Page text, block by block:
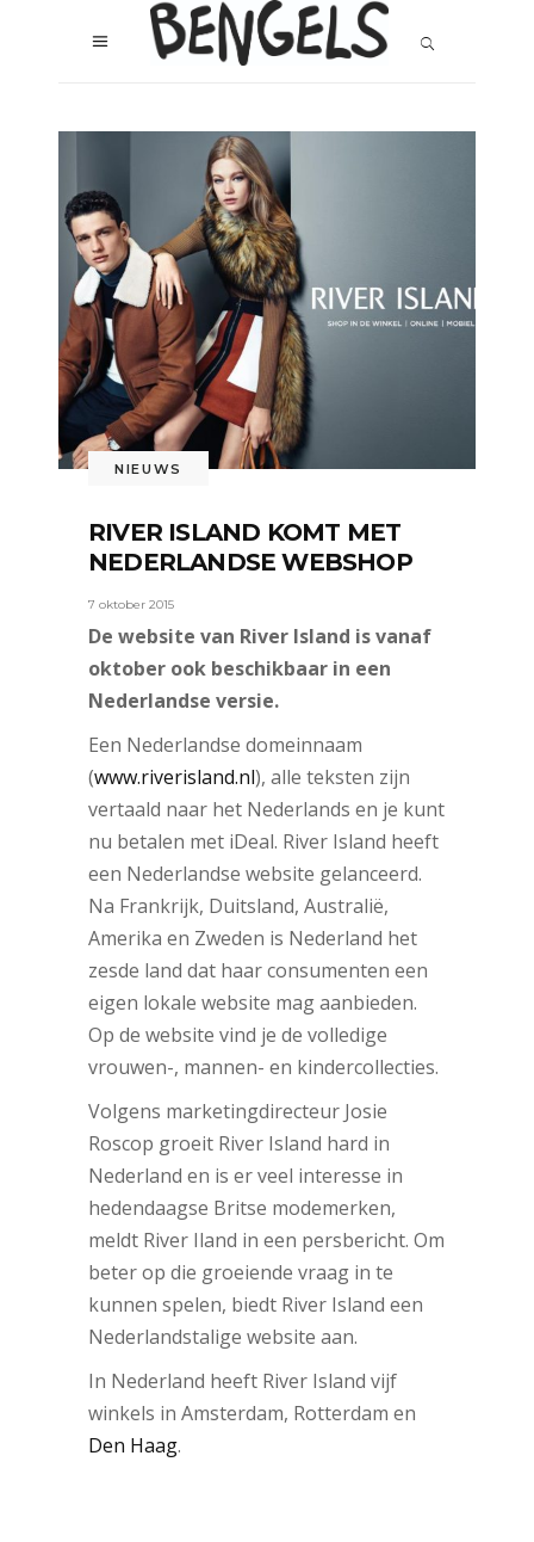
NIEUWS
RIVER ISLAND KOMT MET
NEDERLANDSE WEBSHOP
7 oktober 2015
De website van River Island is vanaf
oktober ook beschikbaar in een
Nederlandse versie.
Een Nederlandse domeinnaam
(www.riverisland.nl), alle teksten zijn
vertaald naar het Nederlands en je kunt
nu betalen met iDeal. River Island heeft
een Nederlandse website gelanceerd.
Na Frankrijk, Duitsland, Australië,
Amerika en Zweden is Nederland het
zesde land dat haar consumenten een
eigen lokale website mag aanbieden.
Op de website vind je de volledige
vrouwen-, mannen- en kindercollecties.
Volgens marketingdirecteur Josie
Roscop groeit River Island hard in
Nederland en is er veel interesse in
hedendaagse Britse modemerken,
meldt River Iland in een persbericht. Om
beter op die groeiende vraag in te
kunnen spelen, biedt River Island een
Nederlandstalige website aan.
In Nederland heeft River Island vijf
winkels in Amsterdam, Rotterdam en
Den Haag.